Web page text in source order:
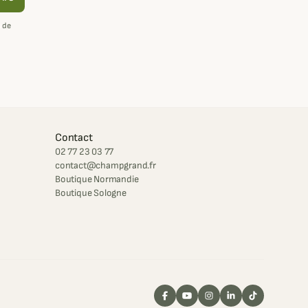
de
Contact
02 77 23 03 77
contact@champgrand.fr
Boutique Normandie
Boutique Sologne